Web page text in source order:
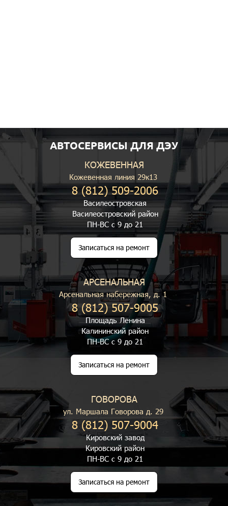
АВТОСЕРВИСЫ ДЛЯ ДЭУ
КОЖЕВЕННАЯ
Кожевенная линия 29к13
8 (812) 509-2006
Василеостровская
Василеостровский район
ПН-ВС с 9 до 21
Записаться на ремонт
АРСЕНАЛЬНАЯ
Арсенальная набережная, д. 1
8 (812) 507-9005
Площадь Ленина
Калининский район
ПН-ВС с 9 до 21
Записаться на ремонт
ГОВОРОВА
ул. Маршала Говорова д. 29
8 (812) 507-9004
Кировский завод
Кировский район
ПН-ВС с 9 до 21
Записаться на ремонт